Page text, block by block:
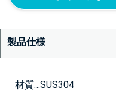
製品仕様
材質…SUS304